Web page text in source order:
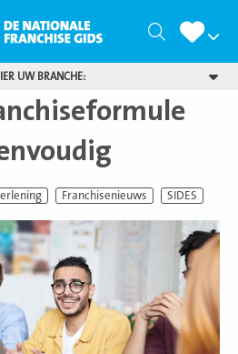
Zoeken
UW BRANCHE:
Franchisenieuws SIDES